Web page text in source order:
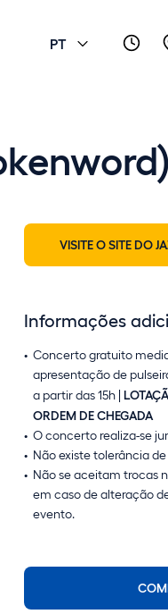
PT
VISITE O SITE DO
Informações
Concerto gratuito
apresentação de
a partir das 15h |
ORDEM DE CHEGADA
O concerto realiza-se
Não existe tolerância
Não se aceitam trocas
em caso de alteração
evento.